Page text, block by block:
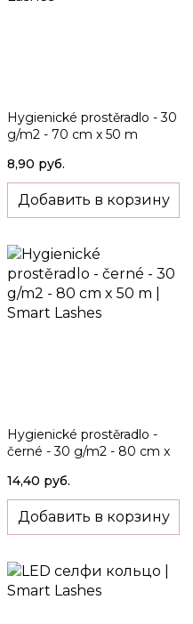
Hygienické prostěradlo - 30
g/m2 - 70 cm x 50 m
8,90 руб.
Добавить в корзину
Hygienické prostěradlo -
černé - 30 g/m2 - 80 cm x
14,40 руб.
Добавить в корзину